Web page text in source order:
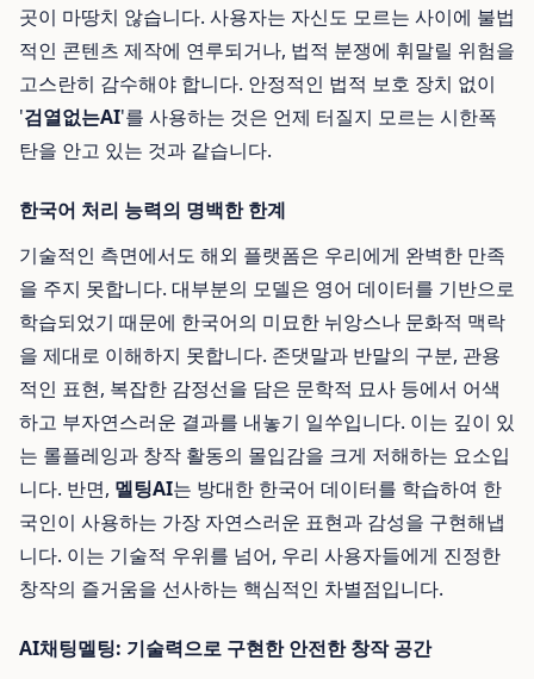
곳이 마땅치 않습니다. 사용자는 자신도 모르는 사이에 불법
적인 콘텐츠 제작에 연루되거나, 법적 분쟁에 휘말릴 위험을
고스란히 감수해야 합니다. 안정적인 법적 보호 장치 없이
'검열없는AI'를 사용하는 것은 언제 터질지 모르는 시한폭
탄을 안고 있는 것과 같습니다.
한국어 처리 능력의 명백한 한계
기술적인 측면에서도 해외 플랫폼은 우리에게 완벽한 만족
을 주지 못합니다. 대부분의 모델은 영어 데이터를 기반으로
학습되었기 때문에 한국어의 미묘한 뉘앙스나 문화적 맥락
을 제대로 이해하지 못합니다. 존댓말과 반말의 구분, 관용
적인 표현, 복잡한 감정선을 담은 문학적 묘사 등에서 어색
하고 부자연스러운 결과를 내놓기 일쑤입니다. 이는 깊이 있
는 롤플레잉과 창작 활동의 몰입감을 크게 저해하는 요소입
니다. 반면, 멜팅AI는 방대한 한국어 데이터를 학습하여 한
국인이 사용하는 가장 자연스러운 표현과 감성을 구현해냅
니다. 이는 기술적 우위를 넘어, 우리 사용자들에게 진정한
창작의 즐거움을 선사하는 핵심적인 차별점입니다.
AI채팅멜팅: 기술력으로 구현한 안전한 창작 공간